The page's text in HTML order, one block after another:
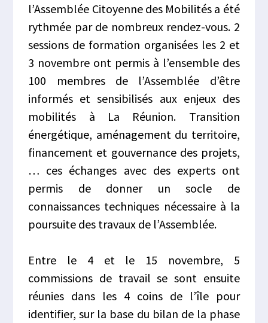
l’Assemblée Citoyenne des Mobilités a été
rythmée par de nombreux rendez-vous. 2
sessions de formation organisées les 2 et
3 novembre ont permis à l’ensemble des
100 membres de l’Assemblée d’être
informés et sensibilisés aux enjeux des
mobilités à La Réunion. Transition
énergétique, aménagement du territoire,
financement et gouvernance des projets,
… ces échanges avec des experts ont
permis de donner un socle de
connaissances techniques nécessaire à la
poursuite des travaux de l’Assemblée.
Entre le 4 et le 15 novembre, 5
commissions de travail se sont ensuite
réunies dans les 4 coins de l’île pour
identifier, sur la base du bilan de la phase